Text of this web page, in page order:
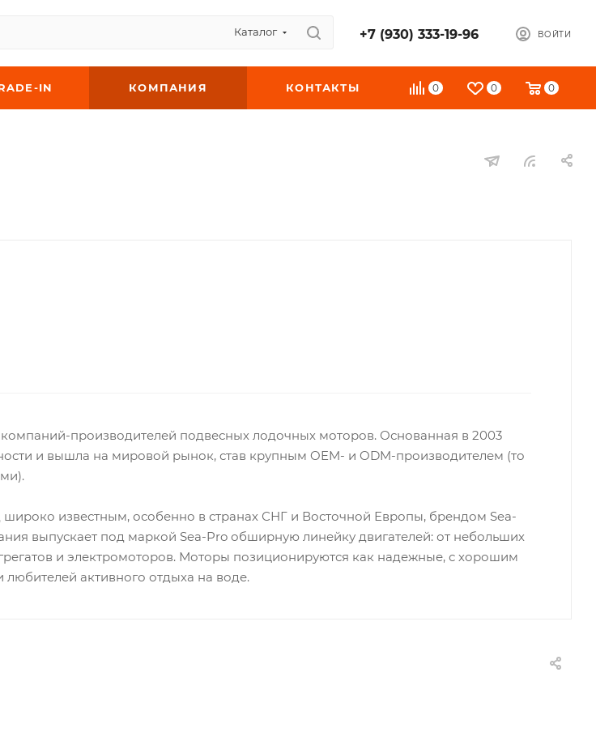
Каталог +7 (930) 333-19-96 ВОЙТИ
0 0 0
IN КОМПАНИЯ КОНТАКТЫ
производителей подвесных лодочных моторов. Основанная в 2003
и вышла на мировой рынок, став крупным OEM- и ODM-производителем (то
известным, особенно в странах СНГ и Восточной Европы, брендом Sea-
выпускает под маркой Sea-Pro обширную линейку двигателей: от небольших
и электромоторов. Моторы позиционируются как надежные, с хорошим
активного отдыха на воде.